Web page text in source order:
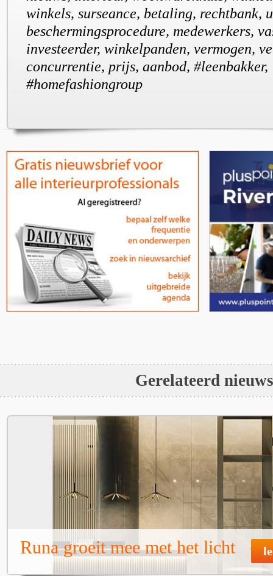
winkels, surseance, betaling, rechtbank,
beschermingsprocedure, medewerkers,
investeerder, winkelpanden, vermogen,
concurrentie, prijs, aanbod, #leenbakker,
#homefashiongroup
Gerelateerd nieuws
Runa groeit mee met het licht